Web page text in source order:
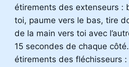
étirements des extenseurs :
toi, paume vers le bas, tire
de la main vers toi avec
15 secondes de chaque
étirements des fléchisseurs